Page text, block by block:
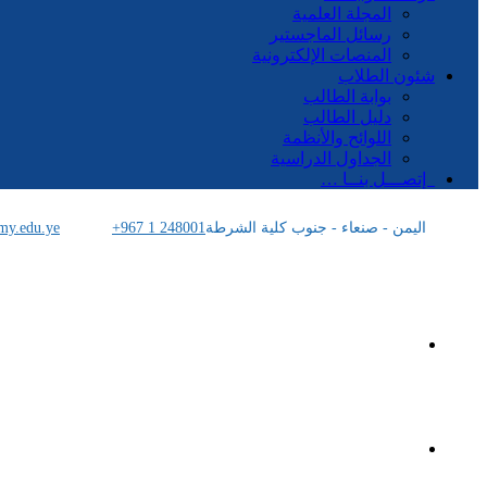
المجلة العلمية
رسائل الماجستير
المنصات الإلكترونية
شئون الطلاب
بوابة الطالب
دليل الطالب
اللوائح والأنظمة
الجداول الدراسية
إتصـــل بنــا …
اليمن - صنعاء - جنوب كلية الشرطة+967 1 248001